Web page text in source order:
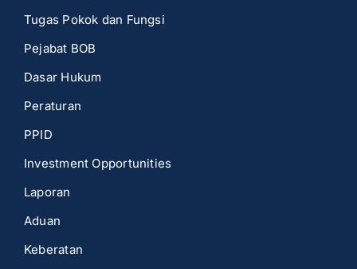
Tugas Pokok dan Fungsi
Pejabat BOB
Dasar Hukum
Peraturan
PPID
Investment Opportunities
Laporan
Aduan
Keberatan